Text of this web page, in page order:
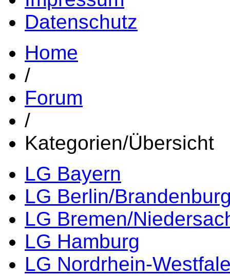
Datenschutz
Home
/
Forum
/
Kategorien/Übersicht
LG Bayern
LG Berlin/
LG Bremen/
LG Hamburg
LG Nordrhein-